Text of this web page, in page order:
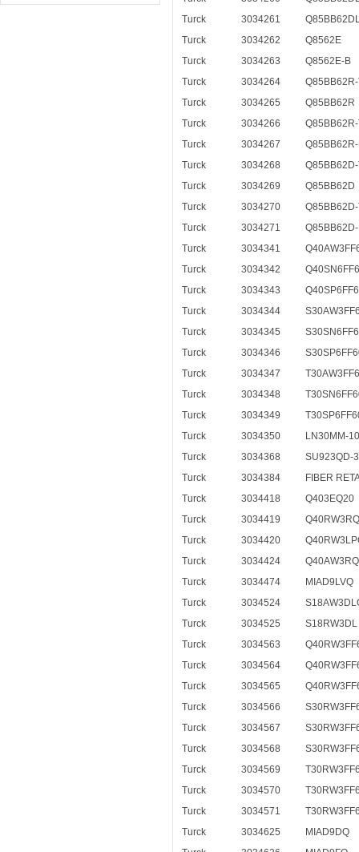
Turck
3034261
Turck
3034262
Q8562E
Turck
3034263
Q8562E-B
Turck
3034264
Turck
3034265
Q85BB62R
Turck
3034266
Turck
3034267
Turck
3034268
Turck
3034269
Q85BB62D
Turck
3034270
Turck
3034271
Turck
3034341
Turck
3034342
Turck
3034343
Turck
3034344
Turck
3034345
Turck
3034346
Turck
3034347
Turck
3034348
Turck
3034349
Turck
3034350
LN30MM-
Turck
3034368
SU923QD-
Turck
3034384
FIBER
Turck
3034418
Q403EQ20
Turck
3034419
Turck
3034420
Turck
3034424
Turck
3034474
MIAD9LVQ
Turck
3034524
Turck
3034525
S18RW3DL
Turck
3034563
Turck
3034564
Turck
3034565
Turck
3034566
Turck
3034567
Turck
3034568
Turck
3034569
Turck
3034570
Turck
3034571
Turck
3034625
MIAD9DQ